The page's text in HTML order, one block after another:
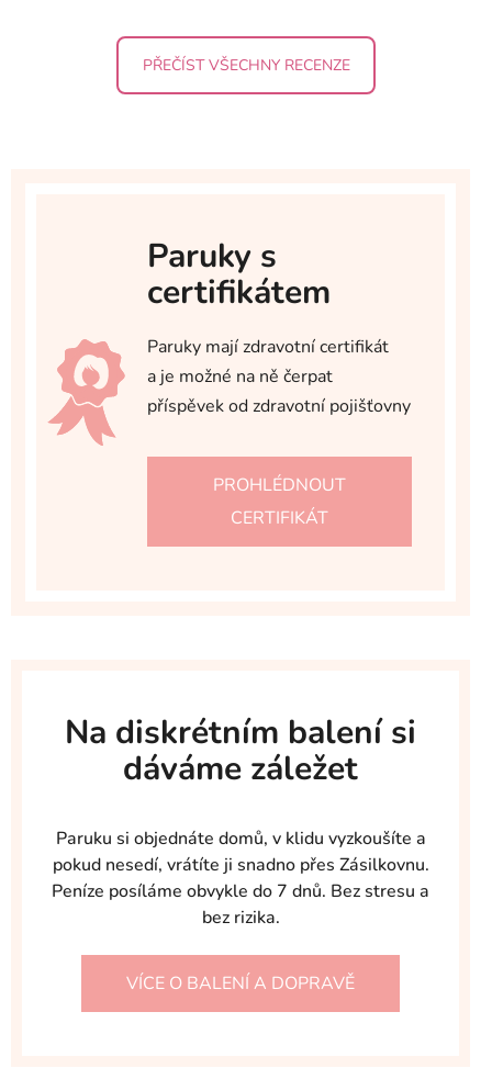
PŘEČÍST VŠECHNY RECENZE
Paruky s
certifikátem
Paruky mají zdravotní certifikát
a je možné na ně čerpat
příspěvek od zdravotní pojišťovny
PROHLÉDNOUT
CERTIFIKÁT
Na diskrétním balení si
dáváme záležet
Paruku si objednáte domů, v klidu vyzkoušíte a
pokud nesedí, vrátíte ji snadno přes Zásilkovnu.
Peníze posíláme obvykle do 7 dnů. Bez stresu a
bez rizika.
VÍCE O BALENÍ A DOPRAVĚ